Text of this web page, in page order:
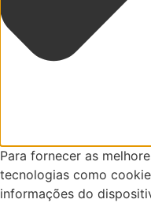
Para fornecer as
tecnologias como
informações do